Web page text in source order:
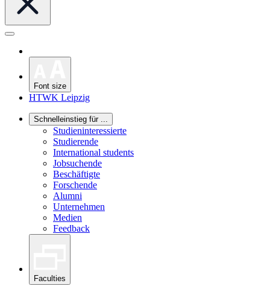
Font size
HTWK Leipzig
Schnelleinstieg für ...
Studieninteressierte
Studierende
International students
Jobsuchende
Beschäftigte
Forschende
Alumni
Unternehmen
Medien
Feedback
Faculties